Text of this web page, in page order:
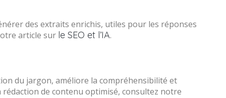
des extraits enrichis, utiles pour les réponses
article sur le SEO et l’IA.
du jargon, améliore la compréhensibilité et
rédaction de contenu optimisé, consultez notre